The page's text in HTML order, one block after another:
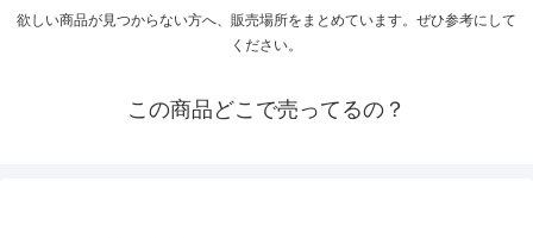
欲しい商品が見つからない方へ、販売場所をまとめています。ぜひ参考にして
ください。
この商品どこで売ってるの？